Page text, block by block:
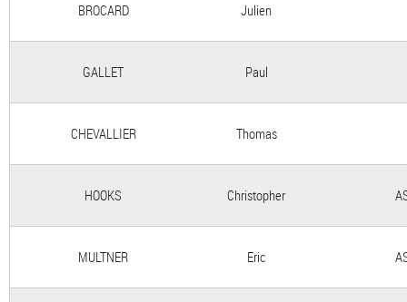
BROCARD Julien
GALLET Paul
CHEVALLIER Thomas
HOOKS Christopher
MULTNER Eric